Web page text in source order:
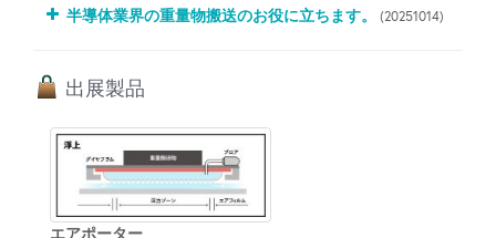
半導体業界の重量物搬送のお役に立ちます。 (20251014)
出展製品
エアポーター